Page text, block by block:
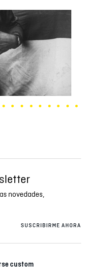
novedades,
SUSCRIBIRME AHORA
custom